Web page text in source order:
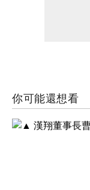
你可能還想看